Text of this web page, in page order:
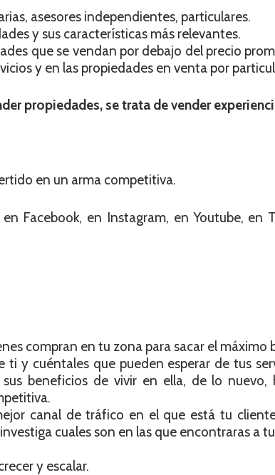
asesores independientes, particulares.
y sus características más relevantes.
que se vendan por debajo del precio
y en las propiedades en venta por
propiedades, se trata de vender
en un arma competitiva.
Facebook, en Instagram, en Youtube, en
compran en tu zona para sacar el máximo
ti y cuéntales que pueden esperar de tus
beneficios de vivir en ella, de lo nuevo,
canal de tráfico en el que está tu
cuales son en las que encontraras a
y escalar.